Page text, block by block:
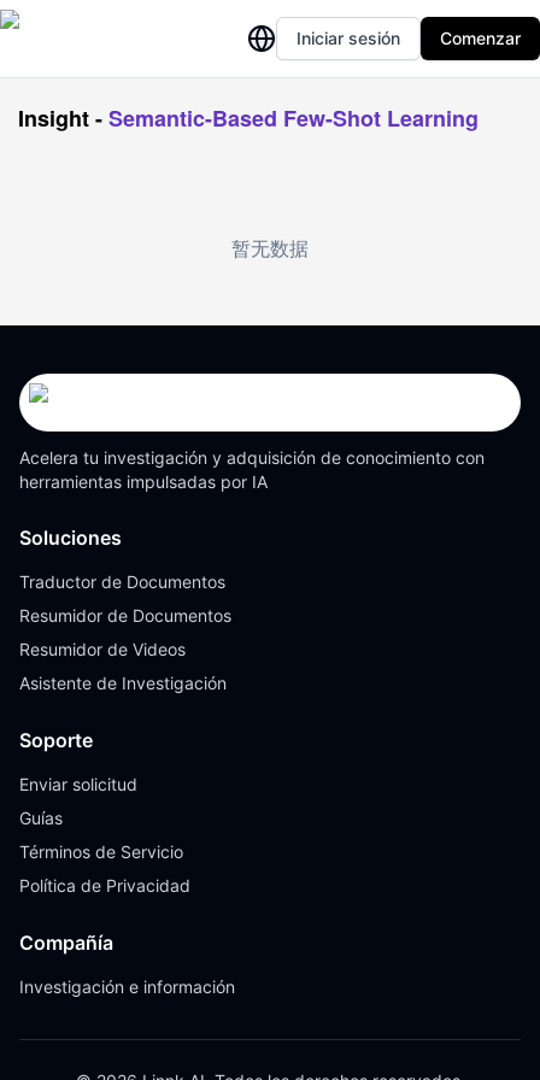
Iniciar sesión Comenzar
Insight-Semantic-Based Few-Shot Learning
暂无数据
Acelera tu investigación y adquisición de conocimiento con
herramientas impulsadas por IA
Soluciones
Traductor de Documentos
Resumidor de Documentos
Resumidor de Videos
Asistente de Investigación
Soporte
Enviar solicitud
Guías
Términos de Servicio
Política de Privacidad
Compañía
Investigación e información